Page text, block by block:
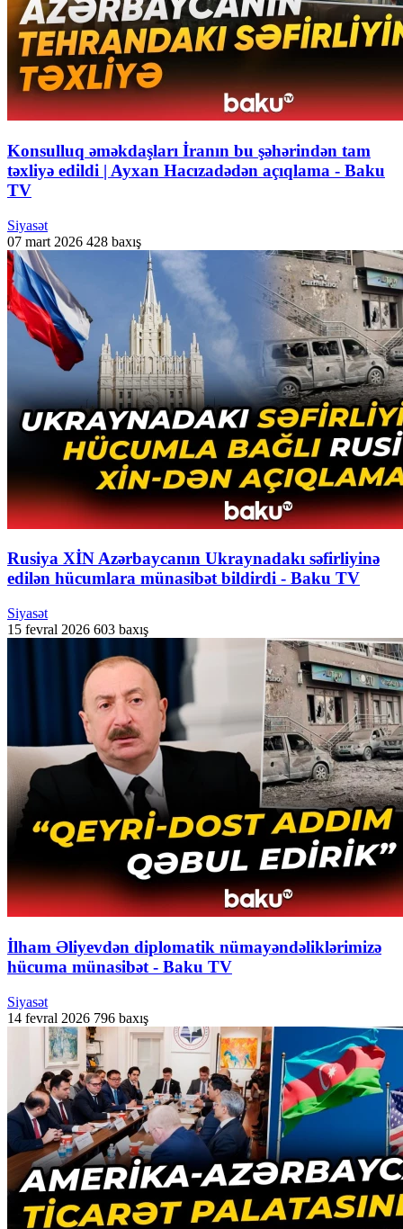
Konsulluq əməkdaşları İranın bu şəhərindən tam
təxliyə edildi | Ayxan Hacızadədən açıqlama - Baku
TV
Siyasət
07 mart 2026 428 baxış
Rusiya XİN Azərbaycanın Ukraynadakı səfirliyinə
edilən hücumlara münasibət bildirdi - Baku TV
Siyasət
15 fevral 2026 603 baxış
İlham Əliyevdən diplomatik nümayəndəliklərimizə
hücuma münasibət - Baku TV
Siyasət
14 fevral 2026 796 baxış